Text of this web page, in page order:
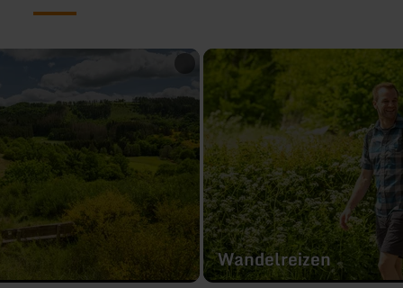
Wandelreizen
meer
informatie
over:
Wandelreizen